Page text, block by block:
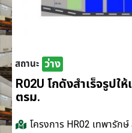
สถานะ ว่าง
R02U โกดังสำเร็จรูปใ
ตรม.
โครงการ HR02 เทพารัก